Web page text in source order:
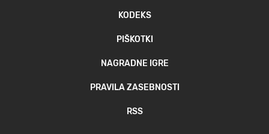
KODEKS
PIŠKOTKI
NAGRADNE IGRE
PRAVILA ZASEBNOSTI
RSS